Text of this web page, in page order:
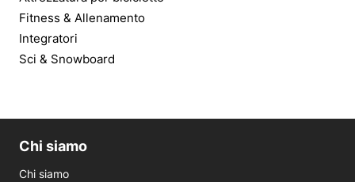
Fitness & Allenamento
Integratori
Sci & Snowboard
Chi siamo
Chi siamo